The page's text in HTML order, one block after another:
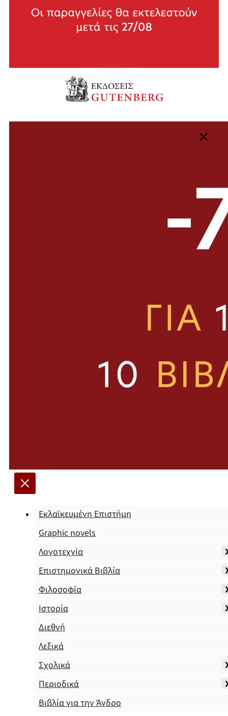
Εκλαϊκευμένη Επιστήμη
Graphic novels
Λογοτεχνία
Επιστημονικά Βιβλία
Φιλοσοφία
Ιστορία
Διεθνή
Λεξικά
Σχολικά
Περιοδικά
Βιβλία για την Άνδρο